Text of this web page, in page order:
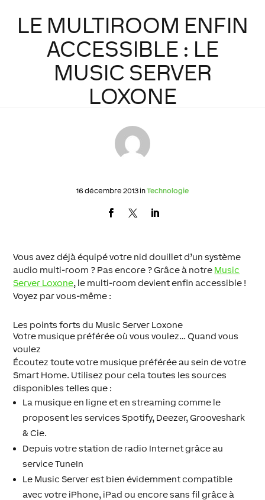
LE MULTIROOM ENFIN
ACCESSIBLE : LE
MUSIC SERVER
LOXONE
16 décembre 2013 inTechnologie
Vous avez déjà équipé votre nid douillet d’un système
audio multi-room ? Pas encore ? Grâce à notre Music
Server Loxone, le multi-room devient enfin accessible !
Voyez par vous-même :
Les points forts du Music Server Loxone
Votre musique préférée où vous voulez… Quand vous
voulez
Écoutez toute votre musique préférée au sein de votre
Smart Home. Utilisez pour cela toutes les sources
disponibles telles que :
La musique en ligne et en streaming comme le
proposent les services Spotify, Deezer, Grooveshark
& Cie.
Depuis votre station de radio Internet grâce au
service TuneIn
Le Music Server est bien évidemment compatible
avec votre iPhone, iPad ou encore sans fil grâce à